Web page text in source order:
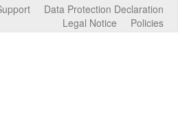
Data Protection Declaration
Policies
Legal Notice